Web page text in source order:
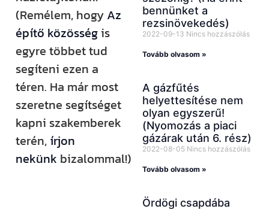
(Remélem, hogy Az
építő közösségis
egyre többet tud
segíteni ezen a
téren. Ha már most
szeretne segítséget
kapni szakemberek
terén, írjon
nekünk bizalommal!)
bennünket a
rezsinövekedés)
2022-09-13 Nincs hozzászólás
Tovább olvasom »
A gázfűtés
helyettesítése nem
olyan egyszerű!
(Nyomozás a piaci
gázárak után 6. rész)
2022-08-05 Nincs hozzászólás
Tovább olvasom »
Ördögi csapdába